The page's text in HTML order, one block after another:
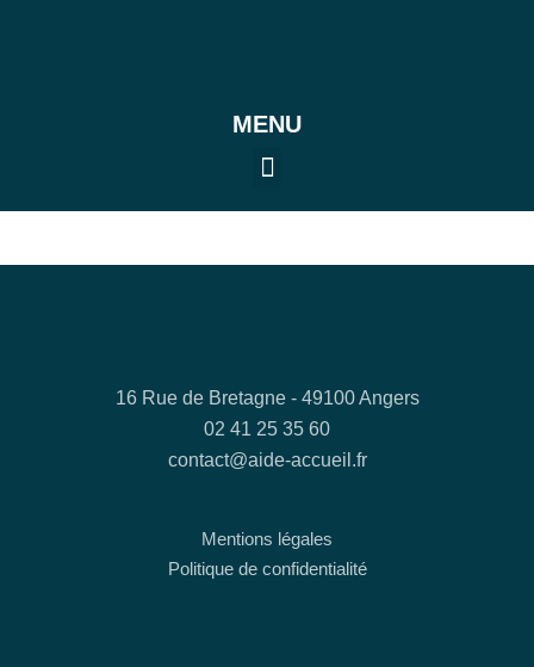
MENU
16 Rue de Bretagne - 49100 Angers
02 41 25 35 60
contact@aide-accueil.fr
Mentions légales
Politique de confidentialité